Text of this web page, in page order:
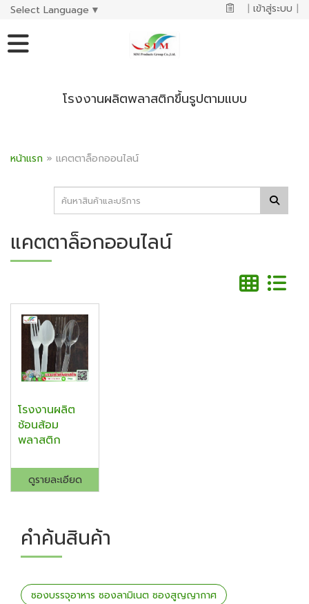
Select Language ▼ | เข้าสู่ระบบ |
โรงงานผลิตพลาสติกขึ้นรูปตามแบบ
หน้าแรก » แคตตาล็อกออนไลน์
แคตตาล็อกออนไลน์
โรงงานผลิต
ช้อนส้อม
พลาสติก
ดูรายละเอียด
คำค้นสินค้า
ซองบรรจุอาหาร ซองลามิเนต ซองสูญญากาศ